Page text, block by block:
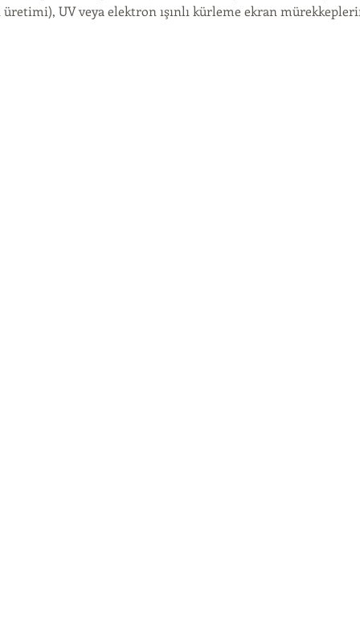
üretimi), UV veya elektron ışınlı kürleme ekran